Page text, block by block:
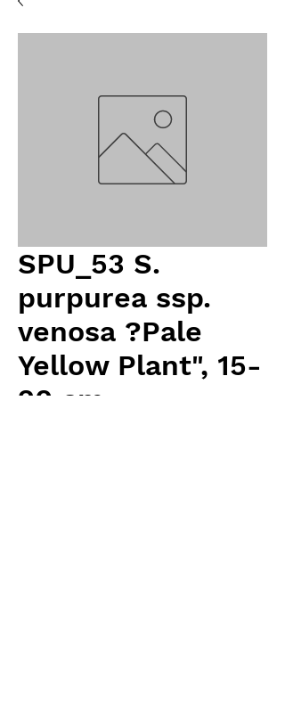
SPU_53 S.
purpurea ssp.
venosa ?Pale
Yellow Plant", 15-
20 cm